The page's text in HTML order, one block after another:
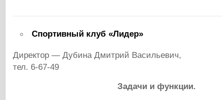
Спортивный клуб «Лидер»
Директор — Дубина Дмитрий Васильевич,
тел. 6-67-49
Задачи и функции.